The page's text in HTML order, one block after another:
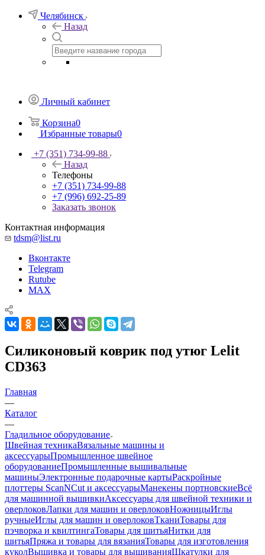
Челябинск
Назад
Личный кабинет
Корзина0
Избранные товары0
+7 (351) 734-99-88
Назад
Телефоны
+7 (351) 734-99-88
+7 (996) 692-25-89
Заказать звонок
Контактная информация
tdsm@list.ru
Вконтакте
Telegram
Rutube
MAX
Силиконовый коврик под утюг Lelit
CD363
Главная
—
Каталог
—
Гладильное оборудование
Швейная техникаВязальные машины и
аксессуарыПромышленное швейное
оборудованиеПромышленные вышивальные
машиныЭлектронные подарочные картыРаскройные
плоттеры ScanNCut и аксессуарыМанекены портновскиеВсё
для машинной вышивкиАксессуары для швейной техники и
оверлоковЛапки для машин и оверлоковНожницыИглы
ручныеИглы для машин и оверлоковТканиТовары для
пэчворка и квилтингаТовары для шитьяНитки для
шитьяПряжа и товары для вязанияТовары для изготовления
куколВышивка и товары для вышиванияШкатулки для